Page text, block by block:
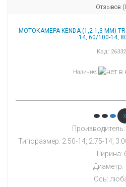
Отзывов
МОТОКАМЕРА KENDA (1,2-1,3 ММ)
14, 60/100-14,
Код:
Наличие:
x
Типоразмер: 2.50-14, 2.75-14,
Ширина:
Диаметр:
Ось: